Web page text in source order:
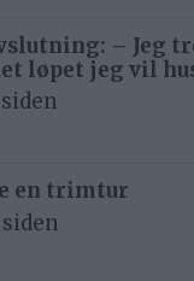
– Jeg
løpet jeg vil
en trimtur